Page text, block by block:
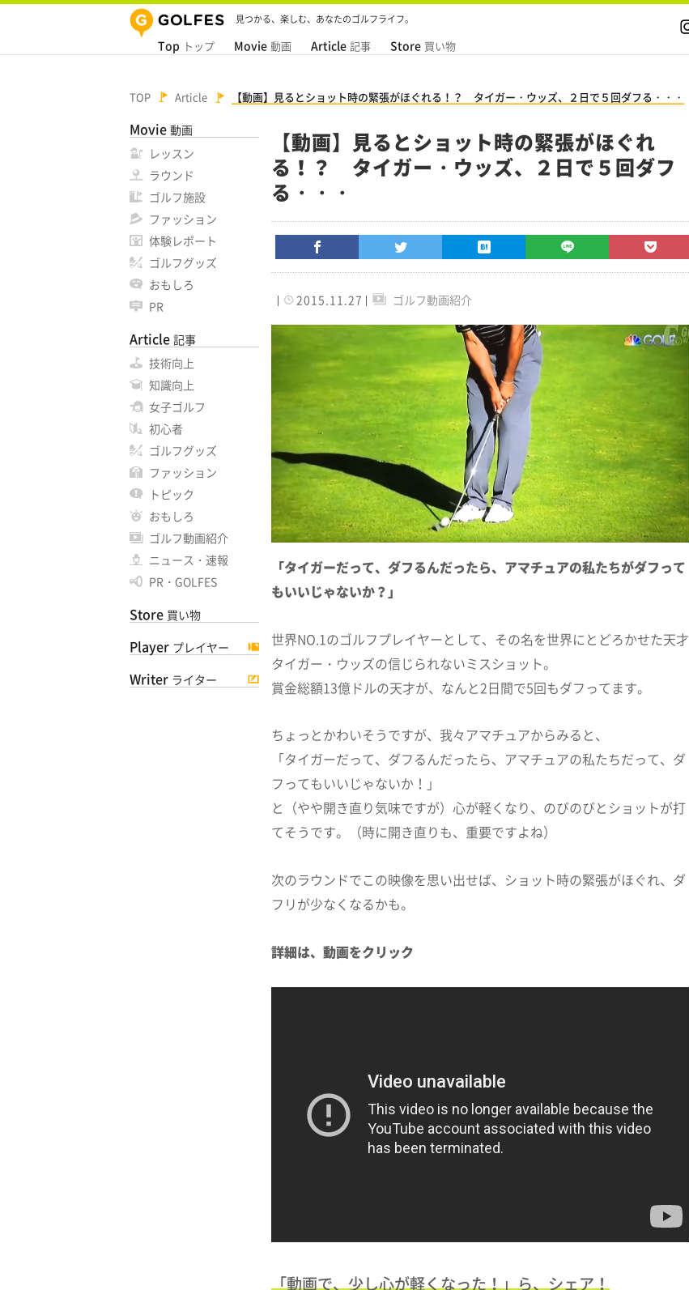
見つかる、楽しむ、あなたのゴルフライフ。
Top トップ Movie 動画 Article 記事 Store 買い物
TOP Article 【動画】見るとショット時の緊張がほぐれる！？ タイガー・ウッズ、２日で５回ダフる・・・
Movie 動画
レッスン
ラウンド
ゴルフ施設
ファッション
体験レポート
ゴルフグッズ
おもしろ
PR
Article 記事
技術向上
知識向上
女子ゴルフ
初心者
ゴルフグッズ
ファッション
トピック
おもしろ
ゴルフ動画紹介
ニュース・速報
PR・GOLFES
Store 買い物
Player プレイヤー
Writer ライター
【動画】見るとショット時の緊張がほぐれ
る！？ タイガー・ウッズ、２日で５回ダフ
る・・・
2015.11.27 ゴルフ動画紹介
「タイガーだって、ダフるんだったら、アマチュアの私たちがダフって
もいいじゃないか？」
世界NO.1のゴルフプレイヤーとして、その名を世界にとどろかせた天才
タイガー・ウッズの信じられないミスショット。
賞金総額13億ドルの天才が、なんと2日間で5回もダフってます。
ちょっとかわいそうですが、我々アマチュアからみると、
「タイガーだって、ダフるんだったら、アマチュアの私たちだって、ダ
フってもいいじゃないか！」
と（やや開き直り気味ですが）心が軽くなり、のびのびとショットが打
てそうです。（時に開き直りも、重要ですよね）
次のラウンドでこの映像を思い出せば、ショット時の緊張がほぐれ、ダ
フリが少なくなるかも。
詳細は、動画をクリック
「動画で、少し心が軽くなった！」ら、シェア！